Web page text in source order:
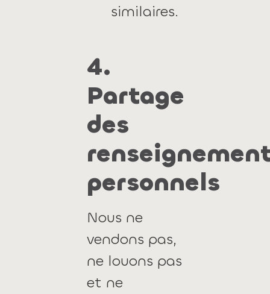
similaires.
4.
Partage
des
personnels
Nous ne
vendons pas,
ne louons pas
et ne